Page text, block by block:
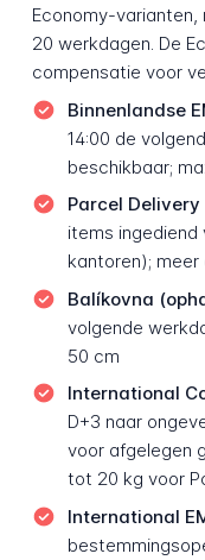
Economy-
20 werkdagen. De
compensatie voor
Binnenlandse
14:00 de
beschikbaar;
Parcel Delivery
items ingediend
kantoren);
Balíkovna
volgende
50 cm
International
D+3 naar
voor afgelegen
tot 20 kg voor
International